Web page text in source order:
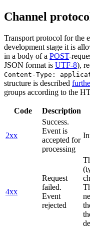
Channel
Transport protocol for the
development stage it is
in a body of a POST-
JSON format is UTF-8),
Content-Type:
structure is described
groups according to the
Code Description
2xx
Success.
Event is
accepted for
processing
4xx
Request
failed.
Event
rejected